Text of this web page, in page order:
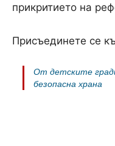
прикритието на
Присъединете се
От детските
безопасна храна